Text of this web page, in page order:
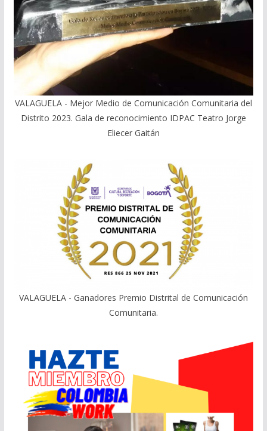
VALAGUELA - Mejor Medio de Comunicación Comunitaria del
Distrito 2023. Gala de reconocimiento IDPAC Teatro Jorge
Eliecer Gaitán
VALAGUELA - Ganadores Premio Distrital de Comunicación
Comunitaria.